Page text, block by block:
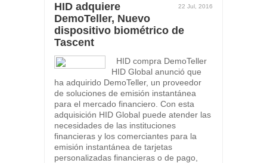
22 Jul, 2016
HID adquiere
DemoTeller, Nuevo
dispositivo biométrico de
Tascent
HID compra DemoTeller
HID Global anunció que
ha adquirido DemoTeller, un proveedor
de soluciones de emisión instantánea
para el mercado financiero. Con esta
adquisición HID Global puede atender las
necesidades de las instituciones
financieras y los comerciantes para la
emisión instantánea de tarjetas
personalizadas financieras o de pago,